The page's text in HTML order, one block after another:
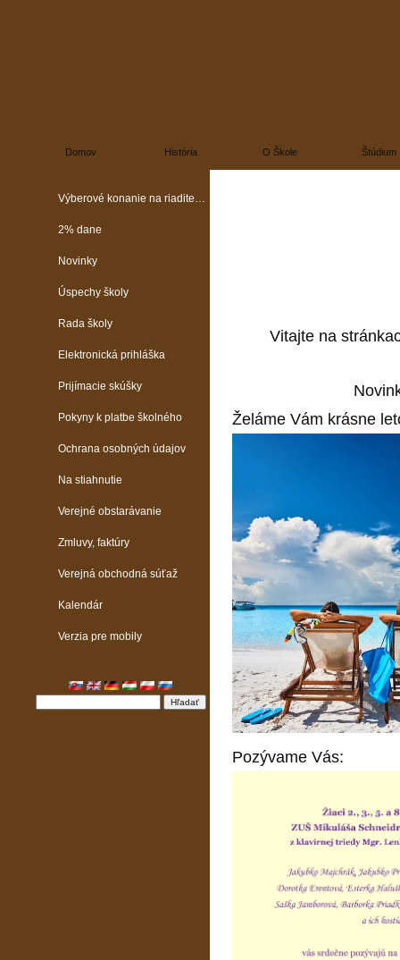
Domov História O Škole Štúdium
Výberové konanie na riaditeľa školy
2% dane
Novinky
Úspechy školy
Rada školy
Elektronická prihláška
Prijímacie skúšky
Pokyny k platbe školného
Ochrana osobných údajov
Na stiahnutie
Verejné obstarávanie
Zmluvy, faktúry
Verejná obchodná súťaž
Kalendár
Verzia pre mobily
Vitajte na
Želáme Vám krásne
Pozývame Vás: